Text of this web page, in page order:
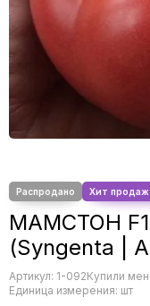
Салат
Свекла
Сельдерей
Цикорий
МАМСТОН F1
(Syngenta |
Артикул: 1-092Купили
Единица измерения: шт